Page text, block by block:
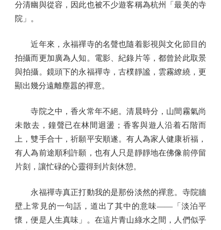
分清幽與從容，因此也被不少遊客稱為杭州「最美的寺
院」。
近年來，永福禪寺的名聲也隨着影視與文化節目的
拍攝而更加廣為人知。電影、紀錄片等，都曾於此取景
與拍攝。鏡頭下的永福禪寺，古樸靜謐，雲霧繚繞，更
顯出幾分遠離塵囂的禪意。
寺院之中，香火常年不絕。清晨時分，山間霧氣尚
未散去，鐘聲已在林間迴盪；香客與遊人沿着石階而
上，雙手合十，祈願平安順遂。有人為家人健康祈福，
有人為前途順利許願，也有人只是靜靜地在佛像前停留
片刻，讓忙碌的心靈得到片刻休憩。
永福禪寺真正打動我的是那份淡然的禪意。寺院牆
壁上常見的一句話，道出了其中的意味——「淡泊平
懷，便是人生真味」。在這片青山綠水之間，人們似乎